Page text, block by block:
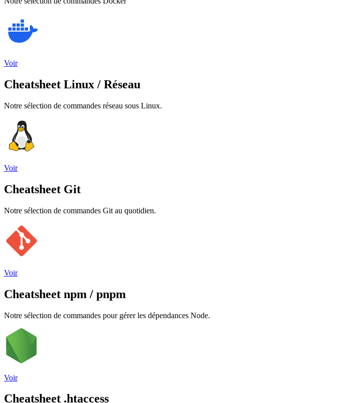
Voir
Cheatsheet Linux / Réseau
Notre sélection de commandes réseau sous Linux.
Voir
Cheatsheet Git
Notre sélection de commandes Git au quotidien.
Voir
Cheatsheet npm / pnpm
Notre sélection de commandes pour gérer les dépendances Node.
Voir
Cheatsheet .htaccess